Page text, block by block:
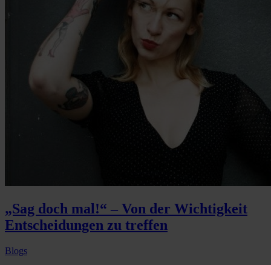
„Sag doch mal!“ – Von der Wichtigkeit
Entscheidungen zu treffen
Blogs